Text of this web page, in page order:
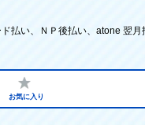
払い、ＮＰ後払い、atone 翌
お気に入り